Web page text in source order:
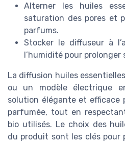
Alterner les huiles
saturation des pores et
parfums.
Stocker le diffuseur à
l’humidité pour prolonger
La diffusion huiles
ou un modèle électrique
solution élégante et efficace
parfumée, tout en
bio utilisés. Le choix des
du produit sont les clés pour